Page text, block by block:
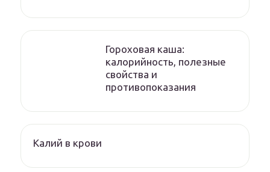
Гороховая каша:
калорийность, полезные
свойства и
противопоказания
Калий в крови